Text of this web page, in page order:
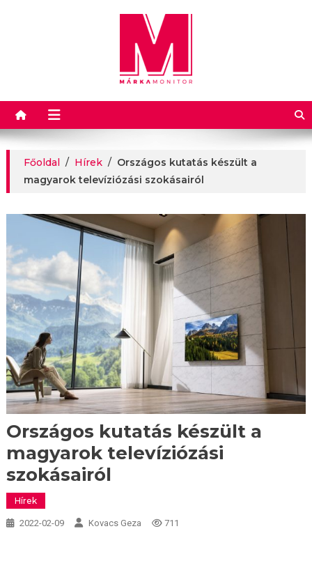
Márkamonitor
Főoldal / Hírek / Országos kutatás készült a
magyarok televíziózási szokásairól
Országos kutatás készült a
magyarok televíziózási
szokásairól
Hírek
2022-02-09 Kovacs Geza 711